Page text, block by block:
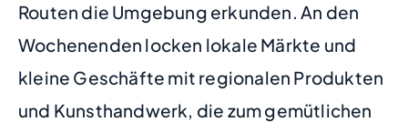
Routen die Umgebung erkunden. An den
Wochenenden locken lokale Märkte und
kleine Geschäfte mit regionalen Produkten
und Kunsthandwerk, die zum gemütlichen